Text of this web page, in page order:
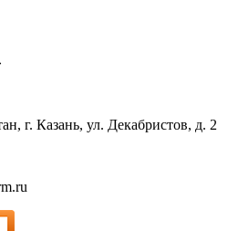
г. Казань, ул. Декабристов, д. 2